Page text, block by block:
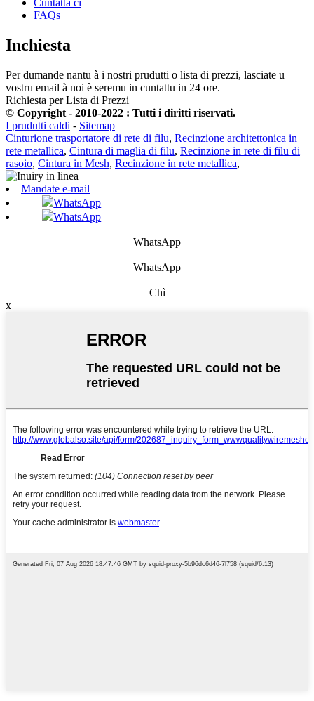
Cuntatta ci
FAQs
Inchiesta
Per dumande nantu à i nostri prudutti o lista di prezzi, lasciate u
vostru email à noi è seremu in cuntattu in 24 ore.
Richiesta per Lista di Prezzi
© Copyright - 2010-2022 : Tutti i diritti riservati.
I prudutti caldi - Sitemap
Cinturione trasportatore di rete di filu, Recinzione architettonica in
rete metallica, Cintura di maglia di filu, Recinzione in rete di filu di
rasoio, Cintura in Mesh, Recinzione in rete metallica,
Mandate e-mail
WhatsApp
WhatsApp
WhatsApp
WhatsApp
Chì
x